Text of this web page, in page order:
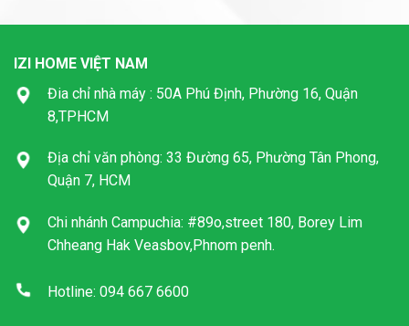
IZI HOME VIỆT NAM
Đia chỉ nhà máy : 50A Phú Định, Phường 16, Quận
8,TPHCM
Địa chỉ văn phòng: 33 Đường 65, Phường Tân Phong,
Quận 7, HCM
Chi nhánh Campuchia: #89o,street 180, Borey Lim
Chheang Hak Veasbov,Phnom penh.
Hotline: 094 667 6600